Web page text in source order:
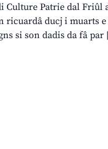
Culture Patrie dal Friûl
ricuardâ ducj i muarts e
si son dadis da fâ